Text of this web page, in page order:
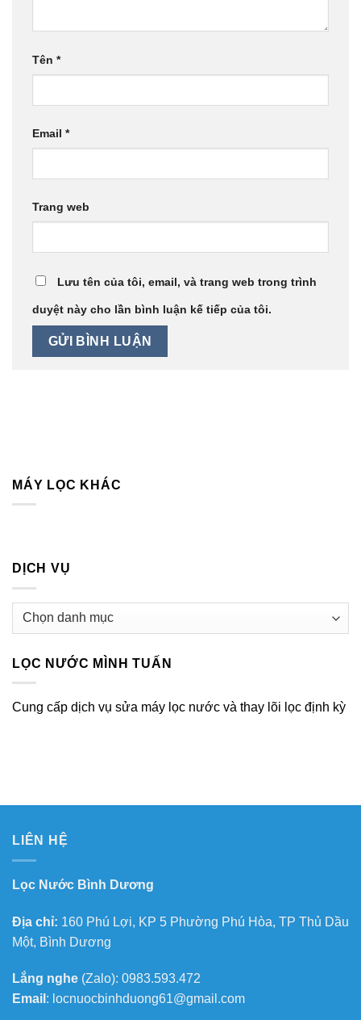
Tên *
Email *
Trang web
Lưu tên của tôi, email, và trang web trong trình
duyệt này cho lần bình luận kế tiếp của tôi.
MÁY LỌC KHÁC
DỊCH VỤ
Dịch
LỌC NƯỚC MÌNH TUẤN
Cung cấp dịch vụ sửa máy lọc nước và thay lõi lọc định kỳ
LIÊN HỆ
Lọc Nước Bình Dương
Địa chỉ: 160 Phú Lợi, KP 5 Phường Phú Hòa, TP Thủ Dầu
Một, Bình Dương
Lắng nghe (Zalo): 0983.593.472
Email : locnuocbinhduong61@gmail.com